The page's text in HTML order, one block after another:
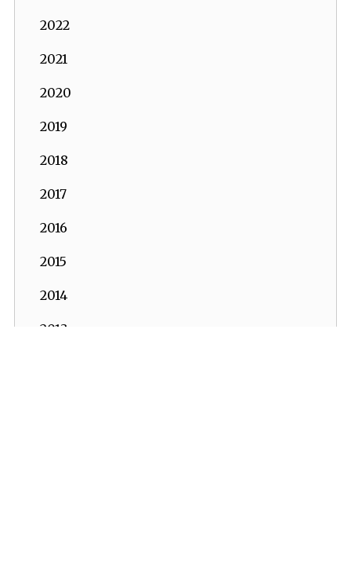
2022
2021
2020
2019
2018
2017
2016
2015
2014
2013